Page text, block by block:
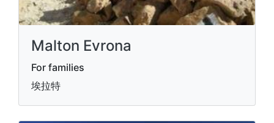
Malton Evrona
For families
埃拉特